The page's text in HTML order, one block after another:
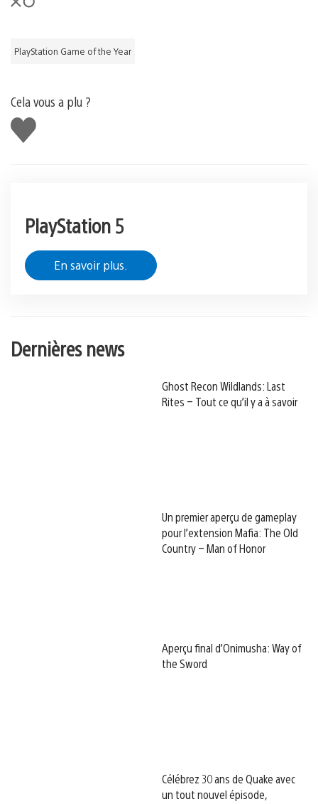
PlayStation Game of the Year
Cela vous a plu ?
J'aime
PlayStation 5
En savoir plus.
Dernières news
Ghost Recon Wildlands: Last
Rites – Tout ce qu’il y a à savoir
Un premier aperçu de gameplay
pour l’extension Mafia: The Old
Country – Man of Honor
Aperçu final d’Onimusha: Way of
the Sword
Célébrez 30 ans de Quake avec
un tout nouvel épisode,